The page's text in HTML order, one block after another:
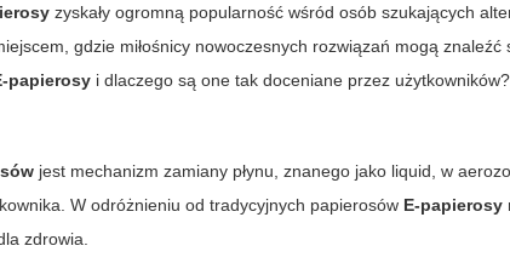
zyskały ogromną popularność wśród osób szukających
gdzie miłośnicy nowoczesnych rozwiązań mogą
papierosy i dlaczego są one tak doceniane przez użytkowników?
jest mechanizm zamiany płynu, znanego jako liquid, w
W odróżnieniu od tradycyjnych papierosów E-papierosy
zdrowia.